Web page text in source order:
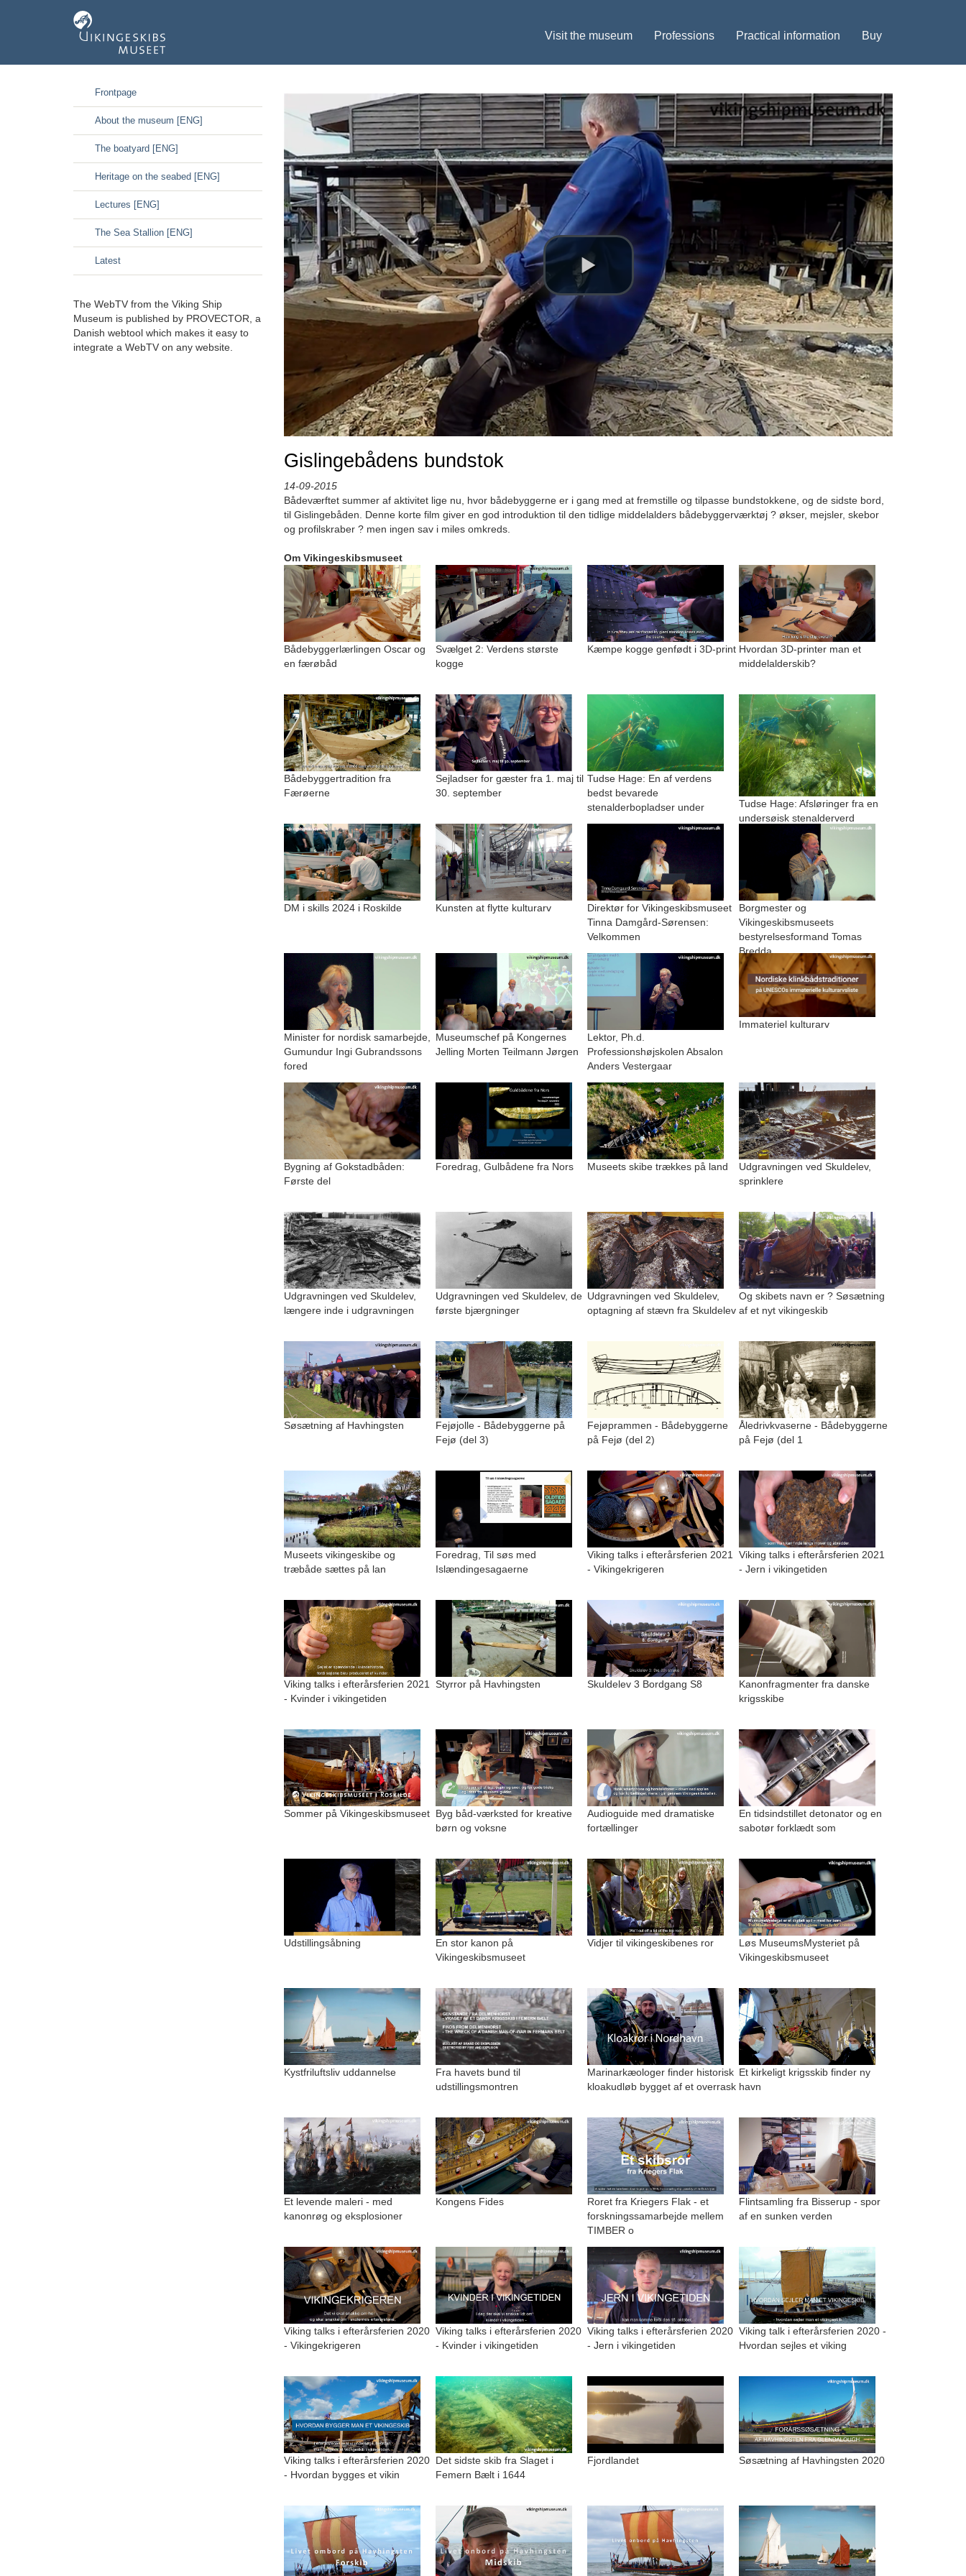
Visit the museum Professions Practical information Buy
Frontpage
About the museum [ENG]
The boatyard [ENG]
Heritage on the seabed [ENG]
Lectures [ENG]
The Sea Stallion [ENG]
Latest
The WebTV from the Viking Ship
Museum is published by PROVECTOR, a
Danish webtool which makes it easy to
integrate a WebTV on any website.
Gislingebådens bundstok
14-09-2015
Bådeværftet summer af aktivitet lige nu, hvor bådebyggerne er i gang med at fremstille og tilpasse bundstokkene, og de sidste bord,
til Gislingebåden. Denne korte film giver en god introduktion til den tidlige middelalders bådebyggerværktøj ? økser, mejsler, skebor
og profilskraber ? men ingen sav i miles omkreds.
Om Vikingeskibsmuseet
Bådebyggerlærlingen Oscar og
en færøbåd
Svælget 2: Verdens største
kogge
Kæmpe kogge genfødt i 3D-print Hvordan 3D-printer man et
middelalderskib?
Bådebyggertradition fra
Færøerne
Sejladser for gæster fra 1. maj til
30. september
Tudse Hage: En af verdens
bedst bevarede
stenalderbopladser under
Tudse Hage: Afsløringer fra en
undersøisk stenalderverd
DM i skills 2024 i Roskilde Kunsten at flytte kulturarv
Direktør for Vikingeskibsmuseet
Tinna Damgård-Sørensen:
Velkommen
Borgmester og
Vikingeskibsmuseets
bestyrelsesformand Tomas
Bredda
Minister for nordisk samarbejde,
Gumundur Ingi Gubrandssons
fored
Museumschef på Kongernes
Jelling Morten Teilmann Jørgen
Lektor, Ph.d.
Professionshøjskolen Absalon
Anders Vestergaar
Immateriel kulturarv
Bygning af Gokstadbåden:
Første del
Foredrag, Gulbådene fra Nors Museets skibe trækkes på land
Udgravningen ved Skuldelev,
sprinklere
Udgravningen ved Skuldelev,
længere inde i udgravningen
Udgravningen ved Skuldelev, de
første bjærgninger
Udgravningen ved Skuldelev,
optagning af stævn fra Skuldelev
Og skibets navn er ? Søsætning
af et nyt vikingeskib
Søsætning af Havhingsten
Fejøjolle - Bådebyggerne på
Fejø (del 3)
Fejøprammen - Bådebyggerne
på Fejø (del 2)
Åledrivkvaserne - Bådebyggerne
på Fejø (del 1
Museets vikingeskibe og
træbåde sættes på lan
Foredrag, Til søs med
Islændingesagaerne
Viking talks i efterårsferien 2021
- Vikingekrigeren
Viking talks i efterårsferien 2021
- Jern i vikingetiden
Viking talks i efterårsferien 2021
- Kvinder i vikingetiden
Styrror på Havhingsten Skuldelev 3 Bordgang S8
Kanonfragmenter fra danske
krigsskibe
Sommer på Vikingeskibsmuseet Byg båd-værksted for kreative
børn og voksne
Audioguide med dramatiske
fortællinger
En tidsindstillet detonator og en
sabotør forklædt som
Udstillingsåbning
En stor kanon på
Vikingeskibsmuseet
Vidjer til vikingeskibenes ror
Løs MuseumsMysteriet på
Vikingeskibsmuseet
Kystfriluftsliv uddannelse
Fra havets bund til
udstillingsmontren
Marinarkæologer finder historisk
kloakudløb bygget af et overrask
Et kirkeligt krigsskib finder ny
havn
Et levende maleri - med
kanonrøg og eksplosioner
Kongens Fides
Roret fra Kriegers Flak - et
forskningssamarbejde mellem
TIMBER o
Flintsamling fra Bisserup - spor
af en sunken verden
Viking talks i efterårsferien 2020
- Vikingekrigeren
Viking talks i efterårsferien 2020
- Kvinder i vikingetiden
Viking talks i efterårsferien 2020
- Jern i vikingetiden
Viking talk i efterårsferien 2020 -
Hvordan sejles et viking
Viking talks i efterårsferien 2020
- Hvordan bygges et vikin
Det sidste skib fra Slaget i
Femern Bælt i 1644
Fjordlandet Søsætning af Havhingsten 2020